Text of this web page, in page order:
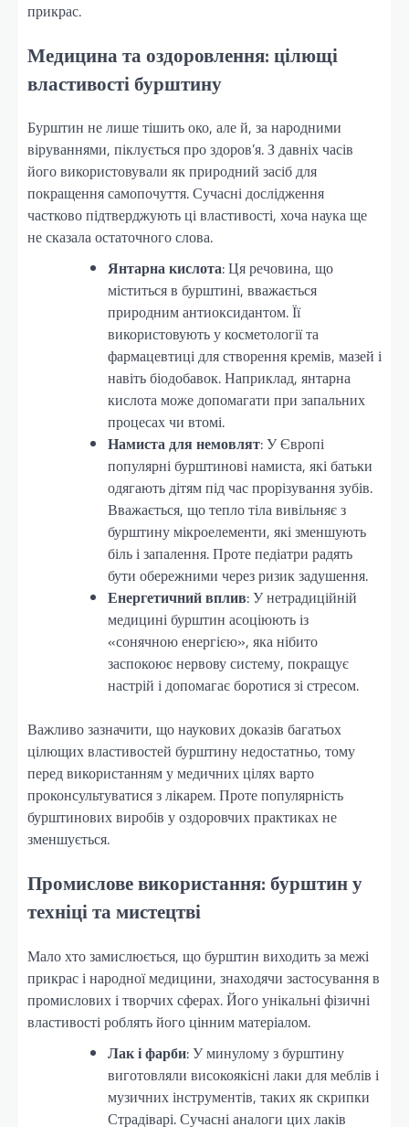
прикрас.
Медицина та оздоровлення: цілющі
властивості бурштину
Бурштин не лише тішить око, але й, за народними
віруваннями, піклується про здоров’я. З давніх часів
його використовували як природний засіб для
покращення самопочуття. Сучасні дослідження
частково підтверджують ці властивості, хоча наука ще
не сказала остаточного слова.
Янтарна кислота: Ця речовина, що
міститься в бурштині, вважається
природним антиоксидантом. Її
використовують у косметології та
фармацевтиці для створення кремів, мазей і
навіть біодобавок. Наприклад, янтарна
кислота може допомагати при запальних
процесах чи втомі.
Намиста для немовлят: У Європі
популярні бурштинові намиста, які батьки
одягають дітям під час прорізування зубів.
Вважається, що тепло тіла вивільняє з
бурштину мікроелементи, які зменшують
біль і запалення. Проте педіатри радять
бути обережними через ризик задушення.
Енергетичний вплив: У нетрадиційній
медицині бурштин асоціюють із
«сонячною енергією», яка нібито
заспокоює нервову систему, покращує
настрій і допомагає боротися зі стресом.
Важливо зазначити, що наукових доказів багатьох
цілющих властивостей бурштину недостатньо, тому
перед використанням у медичних цілях варто
проконсультуватися з лікарем. Проте популярність
бурштинових виробів у оздоровчих практиках не
зменшується.
Промислове використання: бурштин у
техніці та мистецтві
Мало хто замислюється, що бурштин виходить за межі
прикрас і народної медицини, знаходячи застосування в
промислових і творчих сферах. Його унікальні фізичні
властивості роблять його цінним матеріалом.
Лак і фарби: У минулому з бурштину
виготовляли високоякісні лаки для меблів і
музичних інструментів, таких як скрипки
Страдіварі. Сучасні аналоги цих лаків